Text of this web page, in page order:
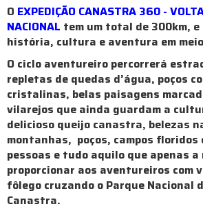
O EXPEDIÇÃO CANASTRA 360 -
NACIONAL tem um total de 300km,
história, cultura e aventura em
O ciclo aventureiro percorrerá
repletas de quedas d’água, poços
cristalinas, belas paisagens
vilarejos que ainda guardam a
delicioso queijo canastra, belezas
montanhas, poços, campos floridos
pessoas e tudo aquilo que apenas
proporcionar aos aventureiros com
fôlego cruzando o Parque Nacional
Canastra.